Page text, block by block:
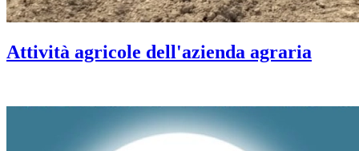
Attività agricole dell'azienda agraria